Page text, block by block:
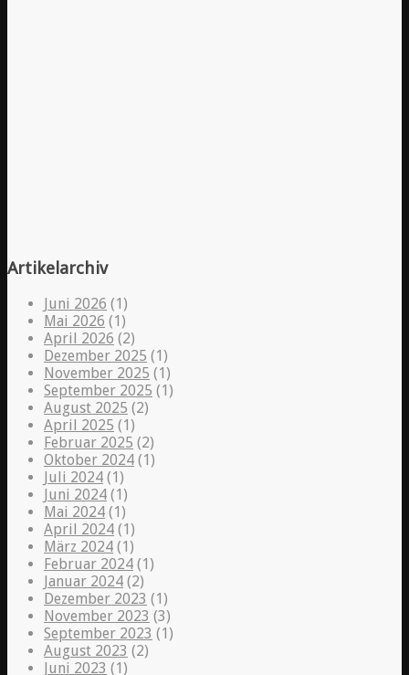
Artikelarchiv
Juni 2026 (1)
Mai 2026 (1)
April 2026 (2)
Dezember 2025 (1)
November 2025 (1)
September 2025 (1)
August 2025 (2)
April 2025 (1)
Februar 2025 (2)
Oktober 2024 (1)
Juli 2024 (1)
Juni 2024 (1)
Mai 2024 (1)
April 2024 (1)
März 2024 (1)
Februar 2024 (1)
Januar 2024 (2)
Dezember 2023 (1)
November 2023 (3)
September 2023 (1)
August 2023 (2)
Juni 2023 (1)